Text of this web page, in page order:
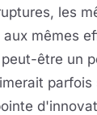
les
mêmes
être un
parfois